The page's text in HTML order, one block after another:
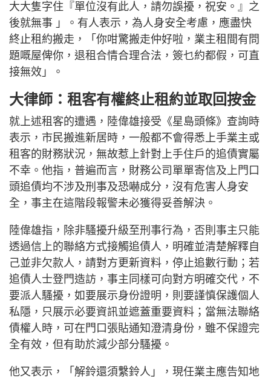
大大隻字住『單位沒有此人，請勿誤擾，祝安。』之
後就無事 」。有人表示，為人身安全考慮，應盡快
終止租約搬走，「你咁驚搬走仲好啦，業主租間有問
題嘅屋俾你，退租合情合理合法，簽乜約都假，可直
接無效」。
大律師：租客有權終止租約並取回按金
就上述租客的遭遇，陸偉雄接受《星島頭條》查詢時
表示，市民搬進新居時，一般都不會得悉上手業主或
租客的財務狀況，無故惹上針對上手住戶的追債實屬
不幸。他指，普遍而言，財務公司單單寄信及上門口
頭追債均不涉及刑事及恐嚇成分，沒有危害人身安
全，事主在這階段報警未必獲得妥善解決。
陸偉雄指，除非騷擾升級至刑事行為，否則事主只能
透過信上的聯絡方式接觸追債人，明確並清楚解釋自
己並非欠款人，請對方更新資料，停止追數行動；若
追債人士登門造訪，事主同樣可向對方明確交代，不
要派人騷擾，如要展示身份證明，則要謹慎保護個人
私隱，只展示必要資訊並遮蓋重要資料；當無法聯絡
債權人時，可在門口張貼通知澄清身份，雖不保證完
全有效，但有助於減少部分騷擾。
他又表示，「解鈴還須繫鈴人」，現任業主應告知地